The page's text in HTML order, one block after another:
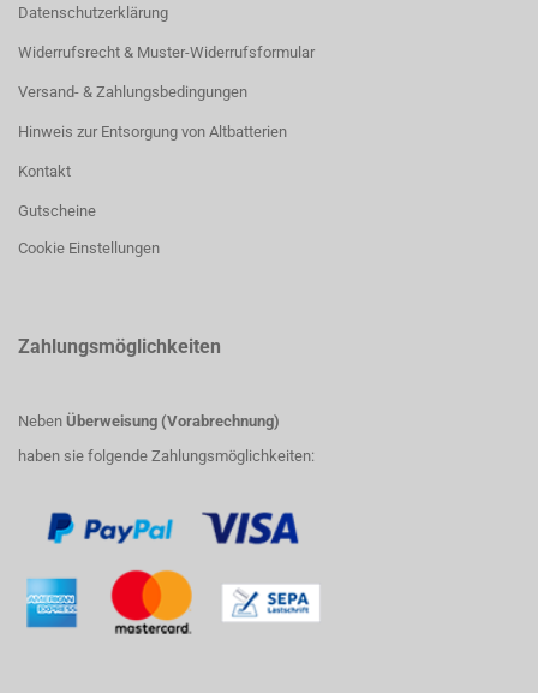
Datenschutzerklärung
Widerrufsrecht & Muster-Widerrufsformular
Versand- & Zahlungsbedingungen
Hinweis zur Entsorgung von Altbatterien
Kontakt
Gutscheine
Cookie Einstellungen
Zahlungsmöglichkeiten
Neben Überweisung (Vorabrechnung)
haben sie folgende Zahlungsmöglichkeiten: